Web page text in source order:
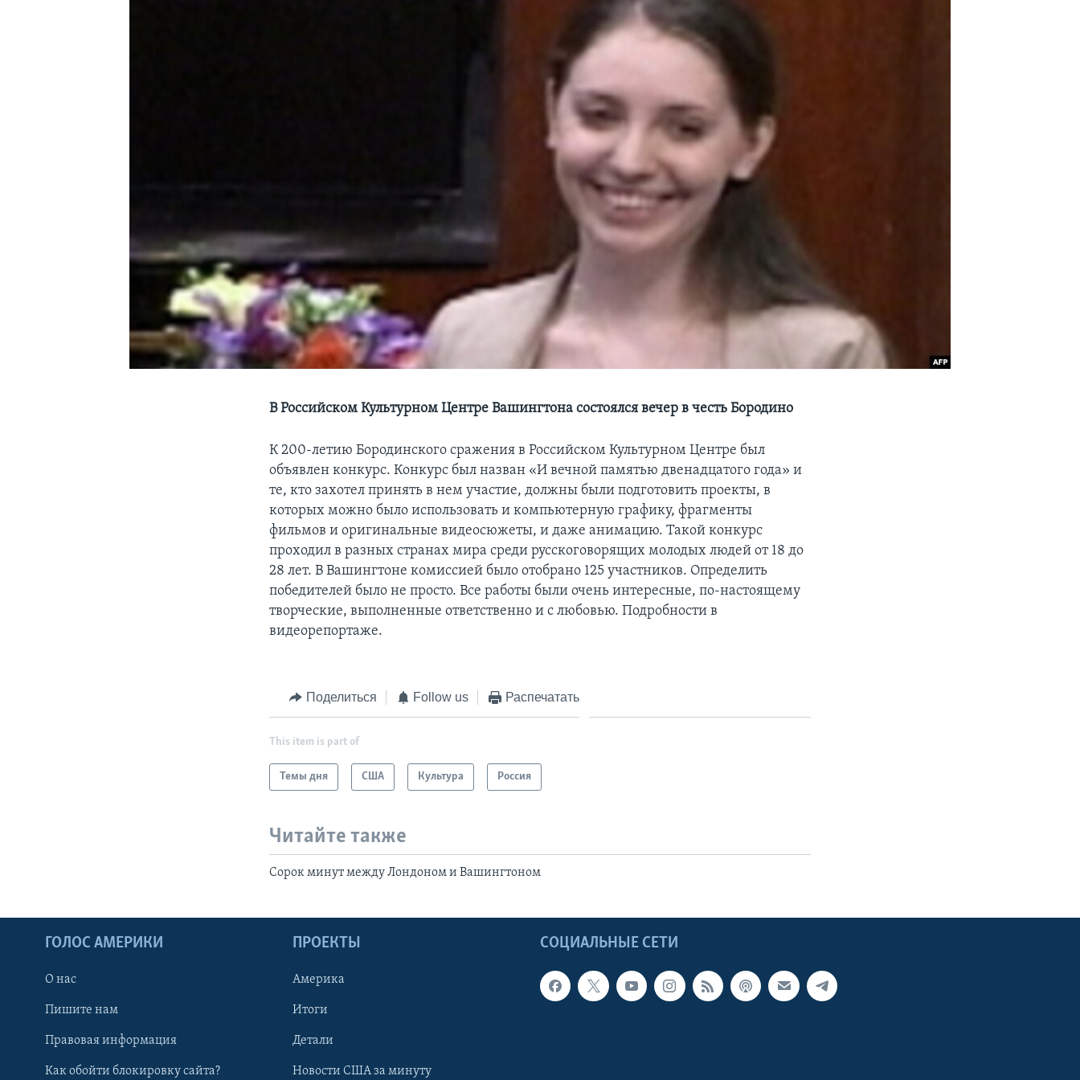
В Российском Культурном Центре Вашингтона состоялся вечер в честь Бородино
К 200-летию Бородинского сражения в Российском Культурном Центре был
объявлен конкурс. Конкурс был назван «И вечной памятью двенадцатого года» и
те, кто захотел принять в нем участие, должны были подготовить проекты, в
которых можно было использовать и компьютерную графику, фрагменты
фильмов и оригинальные видеосюжеты, и даже анимацию. Такой конкурс
проходил в разных странах мира среди русскоговорящих молодых людей от 18 до
28 лет. В Вашингтоне комиссией было отобрано 125 участников. Определить
победителей было не просто. Все работы были очень интересные, по-настоящему
творческие, выполненные ответственно и с любовью. Подробности в
видеорепортаже.
Поделиться Follow us Распечатать
This item is part of
Темы дня США Культура Россия
Читайте также
Сорок минут между Лондоном и Вашингтоном
СОЦИАЛЬНЫЕ СЕТИ
ГОЛОС АМЕРИКИ
О нас
Пишите нам
Правовая информация
Как обойти блокировку сайта?
ПРОЕКТЫ
Америка
Итоги
Детали
Новости США за минуту